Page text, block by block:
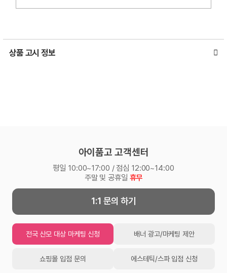
상품 고시 정보
아이품고 고객센터
평일 10:00~17:00 / 점심 12:00~14:00
주말 및 공휴일 휴무
1:1 문의 하기
전국 산모 대상 마케팅 신청 배너 광고/마케팅 제안
쇼핑몰 입점 문의 에스테틱/스파 입점 신청